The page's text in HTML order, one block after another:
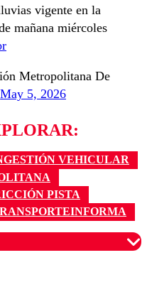
vigente en la
mañana miércoles
Metropolitana De
May 5, 2026
VEHICULAR
PISTA